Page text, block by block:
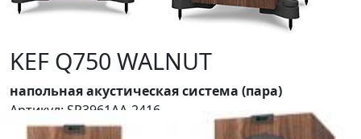
KEF Q750 WALNUT
напольная акустическая система (пара)
Артикул: SP3961AA-2416